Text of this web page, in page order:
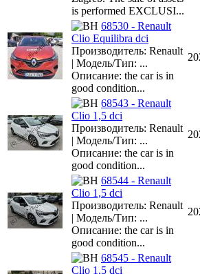
is performed EXCLUSI...
68530 - Renault
Clio Equilibra dci
Производитель: Renault
| Модель/Тип: ...
Описание: the car is in
good condition...
68543 - Renault
Clio 1,5 dci
Производитель: Renault
| Модель/Тип: ...
Описание: the car is in
good condition...
68544 - Renault
Clio 1,5 dci
Производитель: Renault
| Модель/Тип: ...
Описание: the car is in
good condition...
68545 - Renault
Clio 1,5 dci